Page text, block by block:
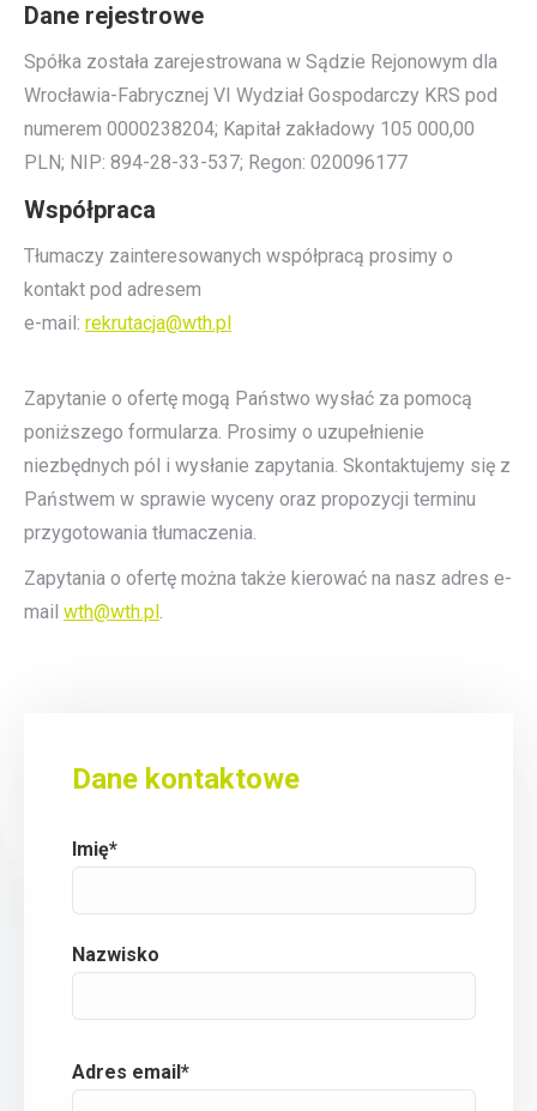
Dane rejestrowe
Spółka została zarejestrowana w Sądzie Rejonowym dla
Wrocławia-Fabrycznej VI Wydział Gospodarczy KRS pod
numerem 0000238204; Kapitał zakładowy 105 000,00
PLN; NIP: 894-28-33-537; Regon: 020096177
Współpraca
Tłumaczy zainteresowanych współpracą prosimy o
kontakt pod adresem
e-mail: rekrutacja@wth.pl
Zapytanie o ofertę mogą Państwo wysłać za pomocą
poniższego formularza. Prosimy o uzupełnienie
niezbędnych pól i wysłanie zapytania. Skontaktujemy się z
Państwem w sprawie wyceny oraz propozycji terminu
przygotowania tłumaczenia.
Zapytania o ofertę można także kierować na nasz adres e-
mail wth@wth.pl.
Dane kontaktowe
Imię*
Nazwisko
Adres email*